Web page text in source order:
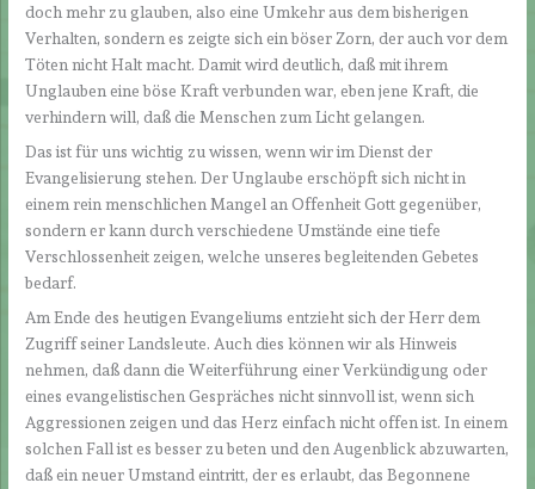
doch mehr zu glauben, also eine Umkehr aus dem bisherigen
Verhalten, sondern es zeigte sich ein böser Zorn, der auch vor dem
Töten nicht Halt macht. Damit wird deutlich, daß mit ihrem
Unglauben eine böse Kraft verbunden war, eben jene Kraft, die
verhindern will, daß die Menschen zum Licht gelangen.
Das ist für uns wichtig zu wissen, wenn wir im Dienst der
Evangelisierung stehen. Der Unglaube erschöpft sich nicht in
einem rein menschlichen Mangel an Offenheit Gott gegenüber,
sondern er kann durch verschiedene Umstände eine tiefe
Verschlossenheit zeigen, welche unseres begleitenden Gebetes
bedarf.
Am Ende des heutigen Evangeliums entzieht sich der Herr dem
Zugriff seiner Landsleute. Auch dies können wir als Hinweis
nehmen, daß dann die Weiterführung einer Verkündigung oder
eines evangelistischen Gespräches nicht sinnvoll ist, wenn sich
Aggressionen zeigen und das Herz einfach nicht offen ist. In einem
solchen Fall ist es besser zu beten und den Augenblick abzuwarten,
daß ein neuer Umstand eintritt, der es erlaubt, das Begonnene